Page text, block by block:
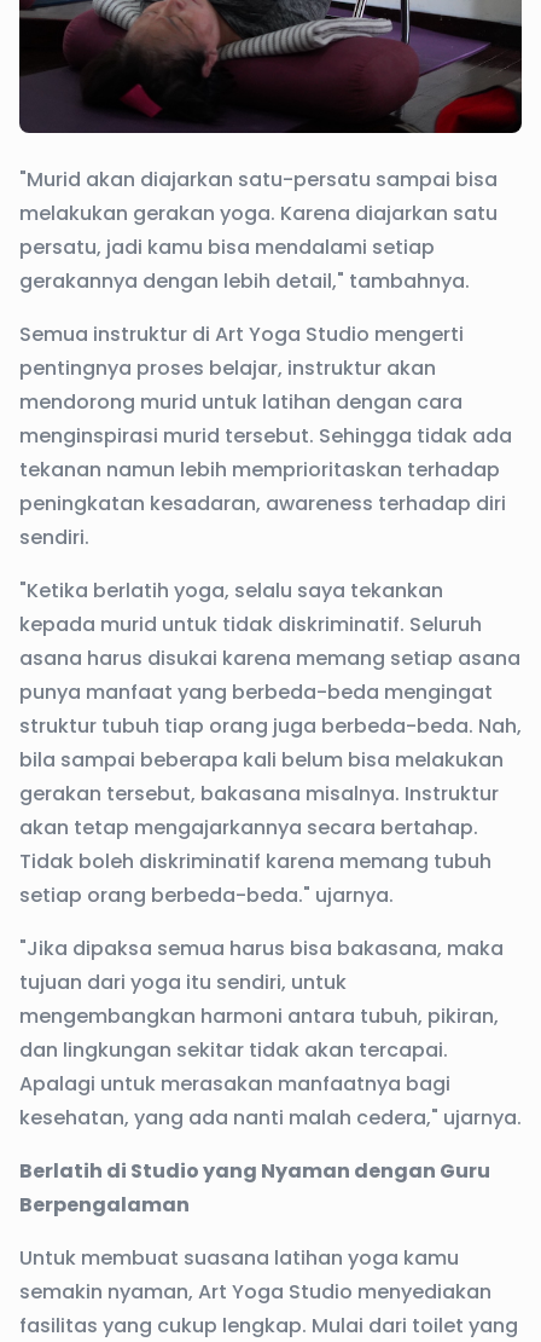
"Murid akan diajarkan satu-persatu sampai bisa
melakukan gerakan yoga. Karena diajarkan satu
persatu, jadi kamu bisa mendalami setiap
gerakannya dengan lebih detail," tambahnya.
Semua instruktur di Art Yoga Studio mengerti
pentingnya proses belajar, instruktur akan
mendorong murid untuk latihan dengan cara
menginspirasi murid tersebut. Sehingga tidak ada
tekanan namun lebih memprioritaskan terhadap
peningkatan kesadaran, awareness terhadap diri
sendiri.
"Ketika berlatih yoga, selalu saya tekankan
kepada murid untuk tidak diskriminatif. Seluruh
asana harus disukai karena memang setiap asana
punya manfaat yang berbeda-beda mengingat
struktur tubuh tiap orang juga berbeda-beda. Nah,
bila sampai beberapa kali belum bisa melakukan
gerakan tersebut, bakasana misalnya. Instruktur
akan tetap mengajarkannya secara bertahap.
Tidak boleh diskriminatif karena memang tubuh
setiap orang berbeda-beda." ujarnya.
"Jika dipaksa semua harus bisa bakasana, maka
tujuan dari yoga itu sendiri, untuk
mengembangkan harmoni antara tubuh, pikiran,
dan lingkungan sekitar tidak akan tercapai.
Apalagi untuk merasakan manfaatnya bagi
kesehatan, yang ada nanti malah cedera," ujarnya.
Berlatih di Studio yang Nyaman dengan Guru
Berpengalaman
Untuk membuat suasana latihan yoga kamu
semakin nyaman, Art Yoga Studio menyediakan
fasilitas yang cukup lengkap. Mulai dari toilet yang